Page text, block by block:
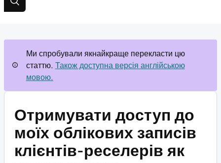
Ми спробували якнайкраще перекласти цю
статтю. Також доступна версія англійською
мовою.
Отримувати доступ до
моїх облікових записів
клієнтів-реселерів як